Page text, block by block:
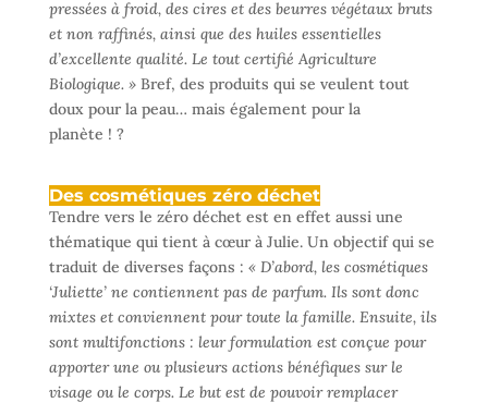
pressées à froid, des cires et des beurres végétaux bruts
et non raffinés, ainsi que des huiles essentielles
d’excellente qualité. Le tout certifié Agriculture
Biologique. »Bref, des produits qui se veulent tout
doux pour la peau… mais également pour la
planète ! ?
Des cosmétiques zéro déchet
Tendre vers le zéro déchet est en effet aussi une
thématique qui tient à cœur à Julie. Un objectif qui se
traduit de diverses façons : « D’abord, les cosmétiques
‘Juliette’ ne contiennent pas de parfum. Ils sont donc
mixtes et conviennent pour toute la famille. Ensuite, ils
sont multifonctions : leur formulation est conçue pour
apporter une ou plusieurs actions bénéfiques sur le
visage ou le corps. Le but est de pouvoir remplacer